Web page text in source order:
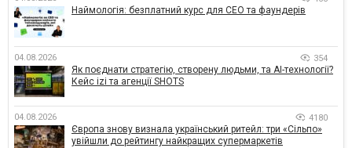
Наймологія: безплатний курс для CEO та фаундерів
04.08.2026 354
Як поєднати стратегію, створену людьми, та AI-технології?
Кейс izi та агенції SHOTS
04.08.2026 4180
Європа знову визнала український ритейл: три «Сільпо»
увійшли до рейтингу найкращих супермаркетів